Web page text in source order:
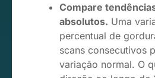
Compare
absolutos. Uma
percentual de
scans consecutivos
variação normal. O